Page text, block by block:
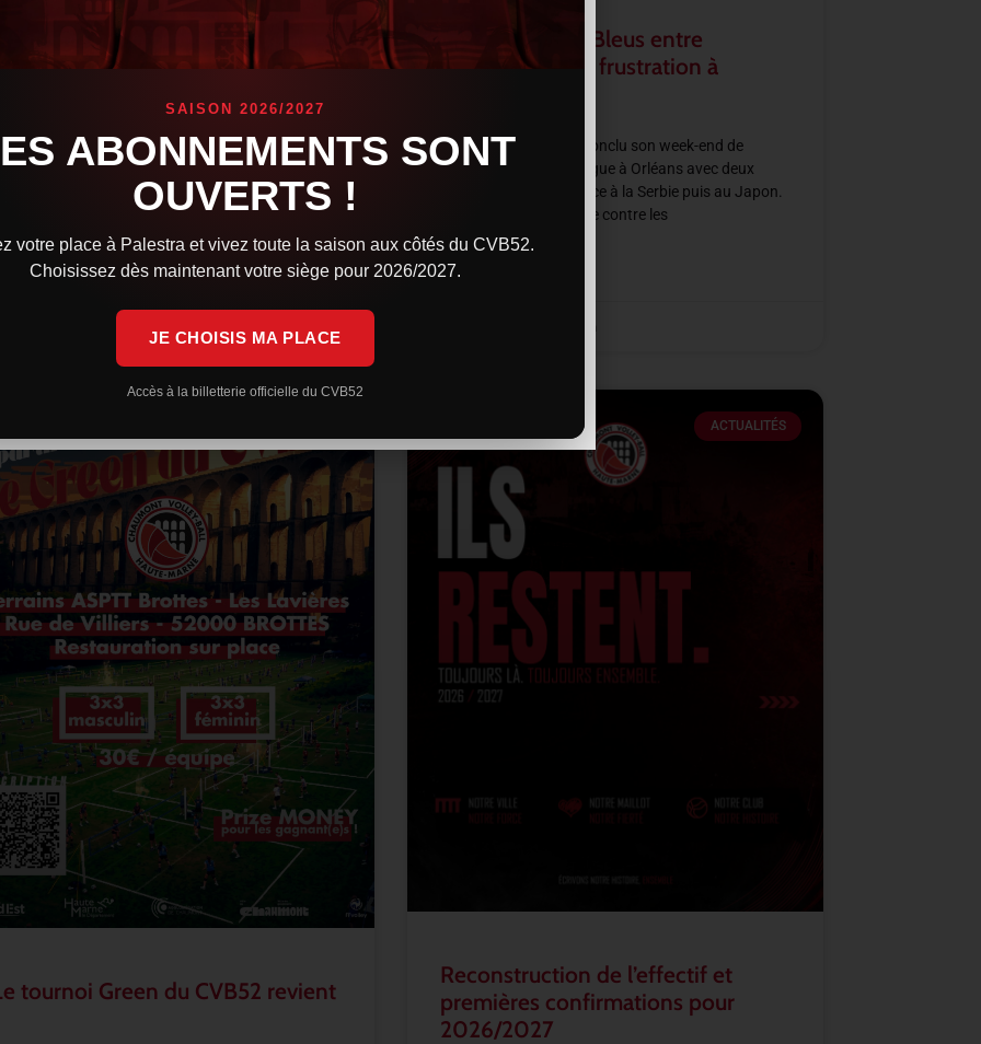
en finale, Stetka en or,
Liberman en bronze
Lindqvist avec la Finlande a rendez-vous en finale
de l’European League, tandis que la République
et Martin Stetka sont sorti vainqueurs des
8 juillet 2026 9 h 59 min
VNL 2026 : les Bleus entre
confirmation et frustration à
L’équipe de France a conclu son week-end de
Volleyball Nations League à Orléans avec deux
rencontres intenses face à la Serbie puis au Japon.
Après une victoire nette contre les
LIRE LA SUITE »
tournoi Green du CVB52 revient
ACTUALITÉS
Reconstruction de l’effectif et
premières confirmations pour
2026/2027
SAISON 2026/2027
ABONNEMENTS SONT
OUVERTS !
votre place à Palestra et vivez toute la saison aux côtés du CVB52.
Choisissez dès maintenant votre siège pour 2026/2027.
JE CHOISIS MA PLACE
Accès à la billetterie officielle du CVB52